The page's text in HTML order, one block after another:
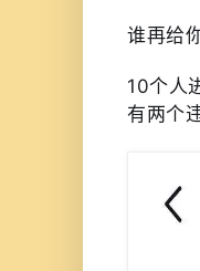
谁再给
10个人
有两个